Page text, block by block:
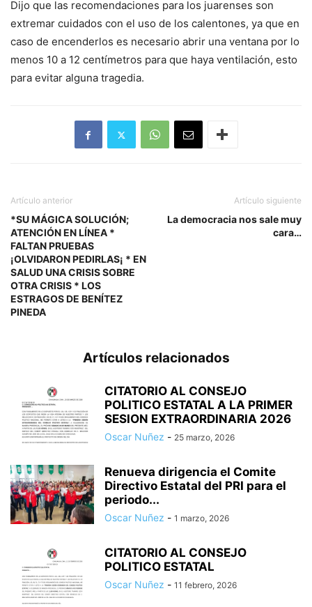
Dijo que las recomendaciones para los juarenses son
extremar cuidados con el uso de los calentones, ya que en
caso de encenderlos es necesario abrir una ventana por lo
menos 10 a 12 centímetros para que haya ventilación, esto
para evitar alguna tragedia.
Artículo anterior
*SU MÁGICA SOLUCIÓN;
ATENCIÓN EN LÍNEA *
FALTAN PRUEBAS
¡OLVIDARON PEDIRLAS¡ * EN
SALUD UNA CRISIS SOBRE
OTRA CRISIS * LOS
ESTRAGOS DE BENÍTEZ
PINEDA
Artículo siguiente
La democracia nos sale muy
cara…
Artículos relacionados
CITATORIO AL CONSEJO
POLITICO ESTATAL A LA PRIMER
SESION EXTRAORDINARIA 2026
Oscar Nuñez - 25 marzo, 2026
Renueva dirigencia el Comite
Directivo Estatal del PRI para el
periodo...
Oscar Nuñez - 1 marzo, 2026
CITATORIO AL CONSEJO
POLITICO ESTATAL
Oscar Nuñez - 11 febrero, 2026